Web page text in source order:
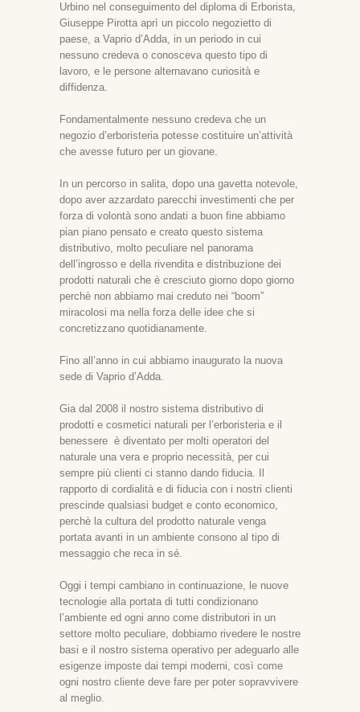
Urbino nel conseguimento del diploma di Erborista,
Giuseppe Pirotta aprì un piccolo negozietto di
paese, a Vaprio d’Adda, in un periodo in cui
nessuno credeva o conosceva questo tipo di
lavoro, e le persone alternavano curiosità e
diffidenza.
Fondamentalmente nessuno credeva che un
negozio d’erboristeria potesse costituire un’attività
che avesse futuro per un giovane.
In un percorso in salita, dopo una gavetta notevole,
dopo aver azzardato parecchi investimenti che per
forza di volontà sono andati a buon fine abbiamo
pian piano pensato e creato questo sistema
distributivo, molto peculiare nel panorama
dell’ingrosso e della rivendita e distribuzione dei
prodotti naturali che è cresciuto giorno dopo giorno
perchè non abbiamo mai creduto nei “boom”
miracolosi ma nella forza delle idee che si
concretizzano quotidianamente.
Fino all’anno in cui abbiamo inaugurato la nuova
sede di Vaprio d’Adda.
Gia dal 2008 il nostro sistema distributivo di
prodotti e cosmetici naturali per l’erboristeria e il
benessere è diventato per molti operatori del
naturale una vera e proprio necessità, per cui
sempre più clienti ci stanno dando fiducia. Il
rapporto di cordialità e di fiducia con i nostri clienti
prescinde qualsiasi budget e conto economico,
perchè la cultura del prodotto naturale venga
portata avanti in un ambiente consono al tipo di
messaggio che reca in sé.
Oggi i tempi cambiano in continuazione, le nuove
tecnologie alla portata di tutti condizionano
l’ambiente ed ogni anno come distributori in un
settore molto peculiare, dobbiamo rivedere le nostre
basi e il nostro sistema operativo per adeguarlo alle
esigenze imposte dai tempi moderni, così come
ogni nostro cliente deve fare per poter sopravvivere
al meglio.